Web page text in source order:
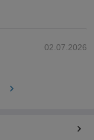
02.07.2026